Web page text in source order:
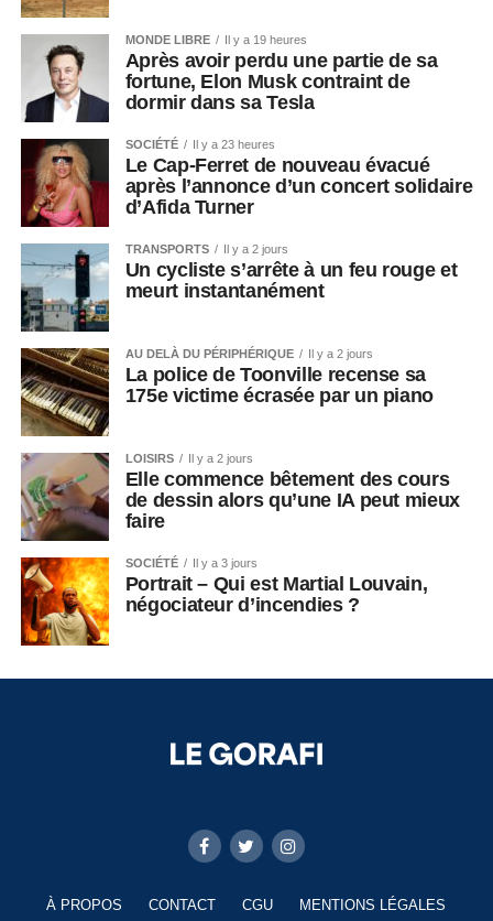
MONDE LIBRE Il y a 19 heures
Après avoir perdu une partie de sa
fortune, Elon Musk contraint de
dormir dans sa Tesla
SOCIÉTÉ Il y a 23 heures
Le Cap-Ferret de nouveau évacué
après l’annonce d’un concert solidaire
d’Afida Turner
TRANSPORTS Il y a 2 jours
Un cycliste s’arrête à un feu rouge et
meurt instantanément
AU DELÀ DU PÉRIPHÉRIQUE Il y a 2 jours
La police de Toonville recense sa
175e victime écrasée par un piano
LOISIRS Il y a 2 jours
Elle commence bêtement des cours
de dessin alors qu’une IA peut mieux
faire
SOCIÉTÉ Il y a 3 jours
Portrait – Qui est Martial Louvain,
négociateur d’incendies ?
À PROPOS CONTACT CGU MENTIONS LÉGALES